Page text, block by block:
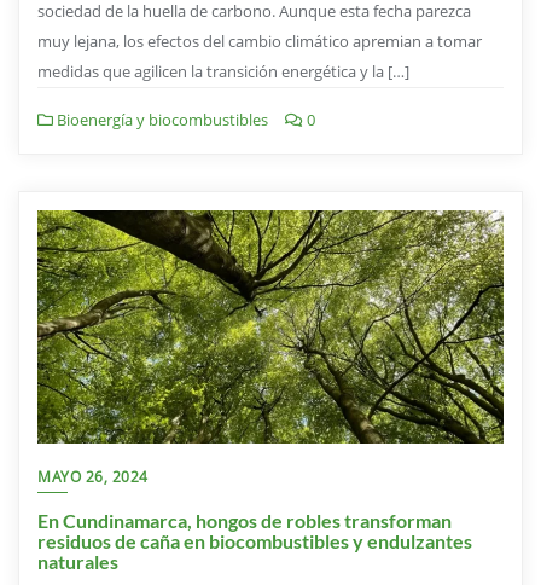
sociedad de la huella de carbono. Aunque esta fecha parezca
muy lejana, los efectos del cambio climático apremian a tomar
medidas que agilicen la transición energética y la […]
Bioenergía y biocombustibles 0
MAYO 26, 2024
En Cundinamarca, hongos de robles transforman
residuos de caña en biocombustibles y endulzantes
naturales